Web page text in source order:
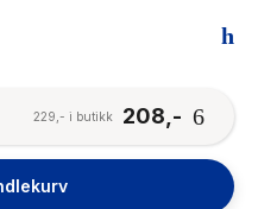
208,-
229,- i butikk